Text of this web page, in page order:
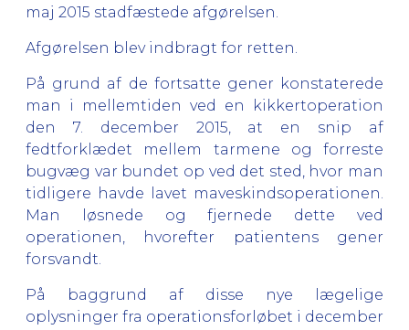
maj 2015 stadfæstede afgørelsen.
Afgørelsen blev indbragt for retten.
På grund af de fortsatte gener konstaterede
man i mellemtiden ved en kikkertoperation
den 7. december 2015, at en snip af
fedtforklædet mellem tarmene og forreste
bugvæg var bundet op ved det sted, hvor man
tidligere havde lavet maveskindsoperationen.
Man løsnede og fjernede dette ved
operationen, hvorefter patientens gener
forsvandt.
På baggrund af disse nye lægelige
oplysninger fra operationsforløbet i december